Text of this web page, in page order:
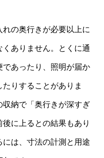
の奥行きが必要以上に
ありません。とくに通
あったり、照明が届か
りすることがありま
納で「奥行きが深すぎ
に上るとの結果もあり
には、寸法の計測と用途